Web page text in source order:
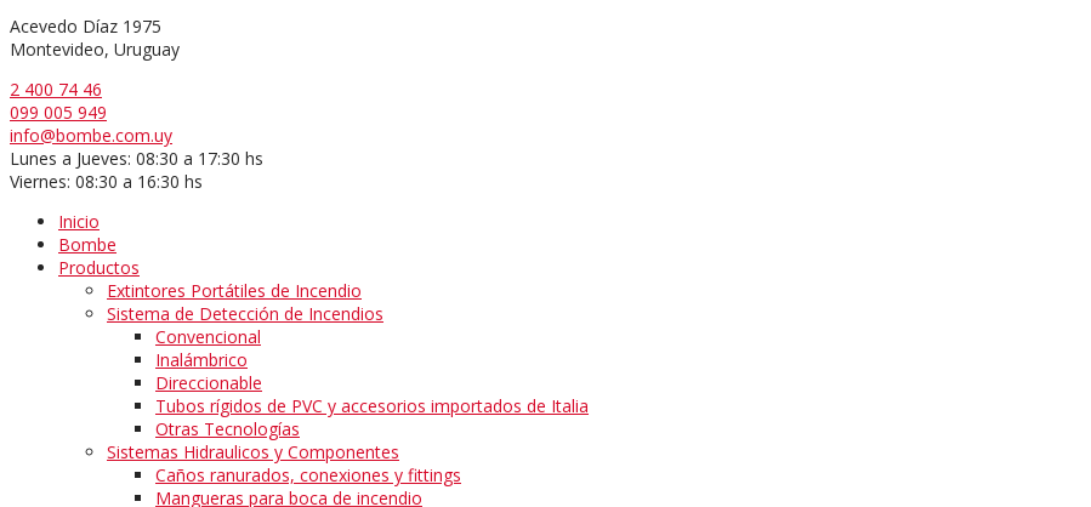
Acevedo Díaz 1975
Montevideo, Uruguay
2 400 74 46
099 005 949
info@bombe.com.uy
Lunes a Jueves: 08:30 a 17:30 hs
Viernes: 08:30 a 16:30 hs
Inicio
Bombe
Productos
Extintores Portátiles de Incendio
Sistema de Detección de Incendios
Convencional
Inalámbrico
Direccionable
Tubos rígidos de PVC y accesorios importados de Italia
Otras Tecnologías
Sistemas Hidraulicos y Componentes
Caños ranurados, conexiones y fittings
Mangueras para boca de incendio